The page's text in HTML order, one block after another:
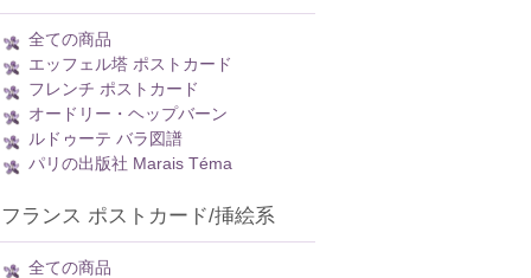
全ての商品
エッフェル塔 ポストカード
フレンチ ポストカード
オードリー・ヘップバーン
ルドゥーテ バラ図譜
パリの出版社 Marais Téma
フランス ポストカード/挿絵系
全ての商品